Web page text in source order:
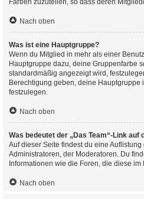
Farben zuzuteilen, so dass deren
Nach oben
Was ist eine Hauptgruppe?
Wenn du Mitglied in mehr als einer
Hauptgruppe dazu, deine Gruppenfarbe
standardmäßig angezeigt wird,
Berechtigung geben, deine
festzulegen.
Nach oben
Was bedeutet der „Das Team“-Link auf
Auf dieser Seite findest du eine
Administratoren, der Moderatoren. Du
Informationen wie die Foren, die diese
Nach oben